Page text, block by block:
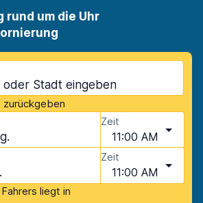
rund um die Uhr
Zeit
11:00 AM
Zeit
11:00 AM
liegt in